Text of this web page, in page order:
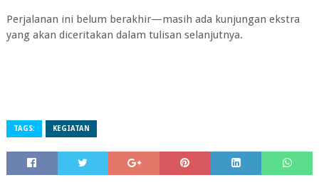
Perjalanan ini belum berakhir—masih ada kunjungan ekstra
yang akan diceritakan dalam tulisan selanjutnya.
TAGS: KEGIATAN